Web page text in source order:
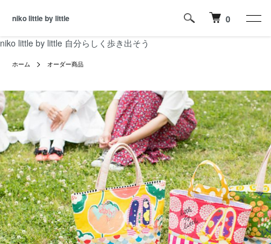
niko little by little 自分らしく歩き出そう
niko little by little 0
ホーム オーダー商品